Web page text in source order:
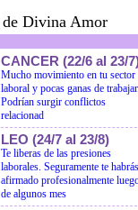
Divina Amor
CANCER (22/6 al 23/
Mucho movimiento en tu sector
laboral y pocas ganas de
Podrían surgir conflictos
relacionad
LEO (24/7 al 23/8)
Te liberas de las presiones
laborales. Seguramente te habrás
afirmado profesionalmente
de algunos mes